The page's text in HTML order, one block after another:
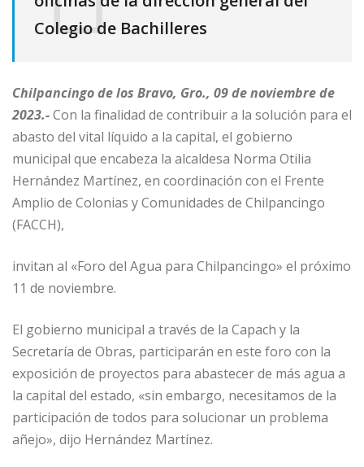
Colegio de Bachilleres
Chilpancingo de los Bravo, Gro., 09 de noviembre de
2023.-Con la finalidad de contribuir a la solución para el
abasto del vital líquido a la capital, el gobierno
municipal que encabeza la alcaldesa Norma Otilia
Hernández Martínez, en coordinación con el Frente
Amplio de Colonias y Comunidades de Chilpancingo
(FACCH),
invitan al «Foro del Agua para Chilpancingo» el próximo
11 de noviembre.
El gobierno municipal a través de la Capach y la
Secretaría de Obras, participarán en este foro con la
exposición de proyectos para abastecer de más agua a
la capital del estado, «sin embargo, necesitamos de la
participación de todos para solucionar un problema
añejo», dijo Hernández Martínez.